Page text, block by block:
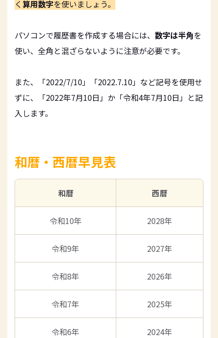
く 算用数字を使いましょう。
パソコンで履歴書を作成する場合には、 数字は半角を
使い、全角と混ざらないように注意が必要です。
また、「2022/7/10」「2022.7.10」など記号を使用せ
ずに、「2022年7月10日」か「令和4年7月10日」と記
入します。
和暦・西暦早見表
和暦 西暦
令和10年 2028年
令和9年 2027年
令和8年 2026年
令和7年 2025年
令和6年 2024年